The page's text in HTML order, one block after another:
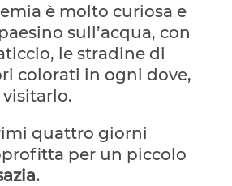
è molto curiosa e
sull’acqua, con
le stradine di
colorati in ogni dove,
quattro giorni
per un piccolo